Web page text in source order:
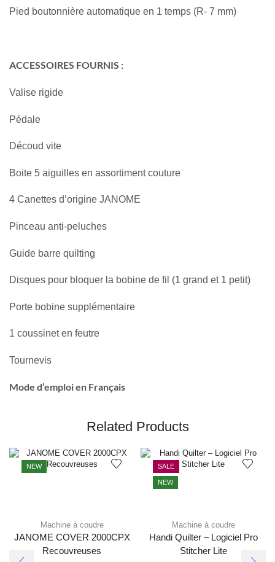
Pied boutonnière automatique en 1 temps (R- 7 mm)
ACCESSOIRES FOURNIS :
Valise rigide
Pédale
Découd vite
Boite 5 aiguilles en assortiment couture
4 Canettes d’origine JANOME
Pinceau anti-peluches
Guide barre quilting
Disques pour bloquer la bobine de fil (1 grand et 1 petit)
Porte bobine supplémentaire
1 coussinet en feutre
Tournevis
Mode d’emploi en Français
Related Products
NEW
Machine à coudre
JANOME COVER 2000CPX
Recouvreuses
SALE
NEW
Machine à coudre
Handi Quilter – Logiciel Pro
Stitcher Lite